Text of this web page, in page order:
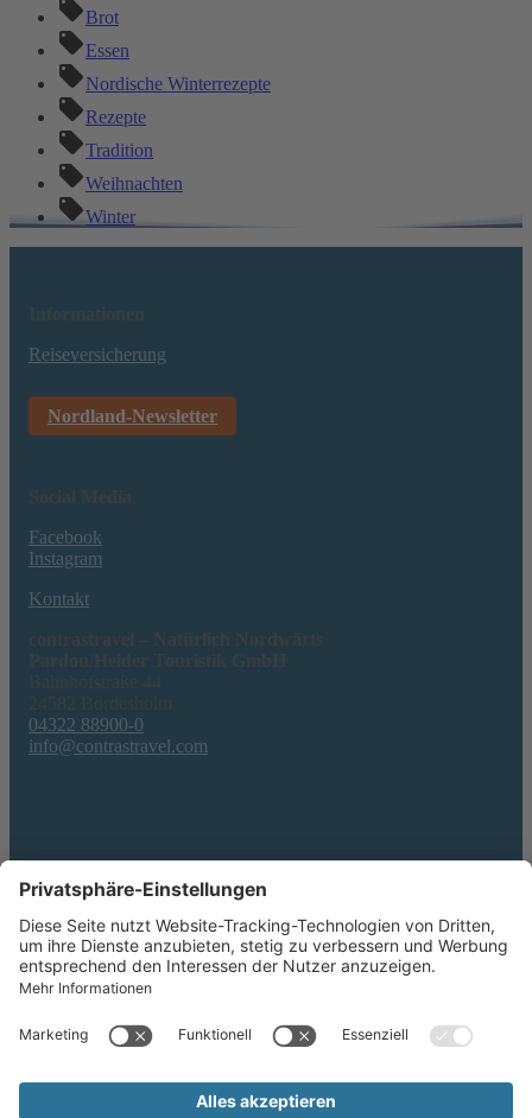
Brot
Essen
Nordische Winterrezepte
Rezepte
Tradition
Weihnachten
Winter
Reiseversicherung
Nordland-Newsletter
Facebook
Instagram
Kontakt
04322 88900-0
info@contrastravel.com
Service
AGB & Formblatt
Erklärung zur Barrierefreiheit
Datenschutz
Impressum
Privatsphäre-Einstellungen